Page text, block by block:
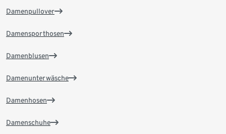
Damenpullover
Damensporthosen
Damenblusen
Damenunterwäsche
Damenhosen
Damenschuhe